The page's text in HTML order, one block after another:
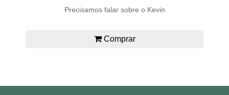
Precisamos falar sobre o Kevin
Comprar